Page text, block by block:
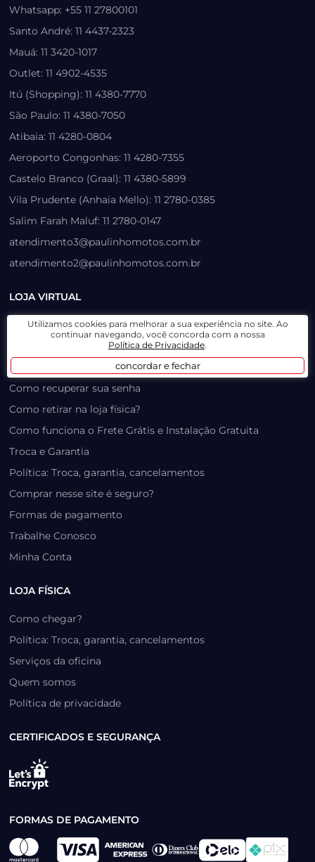
Whatsapp: +55 11 27800101
Santo André: 11 4437-2323
Mauá: 11 3420-1017
Outlet: 11 4902-4535
Itú (Shopping): 11 4380-7770
São Paulo: 11 4380-7050
Atibaia: 11 4280-0804
Aeroporto Congonhas: 11 4280-7355
Castelo Branco (Graal): 11 4380-5899
Vila Prudente (Anhaia Mello): 11 2780-0385
Salim Farah Maluf: 11 2780-0147
atendimento3@paulinhomotos.com.br
atendimento2@paulinhomotos.com.br
LOJA VIRTUAL
Lista de Desejos
Prazo, Rastreio e Transporte
Dúvidas Frequentes / Produtos Outlet
Como recuperar sua senha
Como retirar na loja física?
Como funciona o Frete Grátis e Instalação Gratuita
Troca e Garantia
Política: Troca, garantia, cancelamentos
Comprar nesse site é seguro?
Formas de pagamento
Trabalhe Conosco
Minha Conta
LOJA FÍSICA
Como chegar?
Política: Troca, garantia, cancelamentos
Serviços da oficina
Quem somos
Política de privacidade
CERTIFICADOS E SEGURANÇA
FORMAS DE PAGAMENTO
Utilizamos cookies para melhorar a sua experiência no site. Ao
continuar navegando, você concorda com a nossa
Política de Privacidade.
concordar e fechar